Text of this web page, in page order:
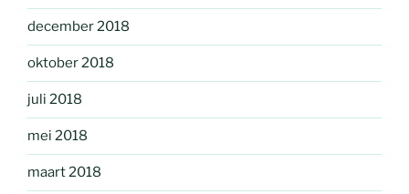
december 2018
oktober 2018
juli 2018
mei 2018
maart 2018